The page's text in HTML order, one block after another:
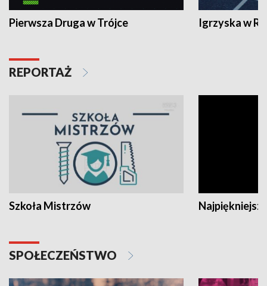
Pierwsza Druga w Trójce Igrzyska w
REPORTAŻ
Szkoła Mistrzów
SPOŁECZEŃSTWO